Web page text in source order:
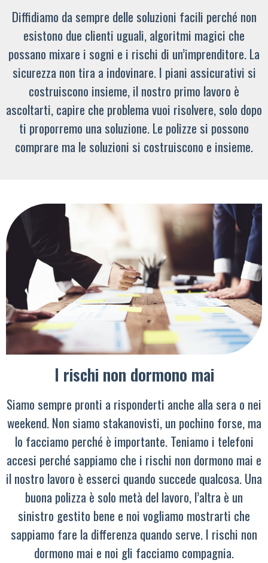
Diffidiamo da sempre delle soluzioni facili perché non
esistono due clienti uguali, algoritmi magici che
possano mixare i sogni e i rischi di un’imprenditore. La
sicurezza non tira a indovinare. I piani assicurativi si
costruiscono insieme, il nostro primo lavoro è
ascoltarti, capire che problema vuoi risolvere, solo dopo
ti proporremo una soluzione. Le polizze si possono
comprare ma le soluzioni si costruiscono e insieme.
I rischi non dormono mai
Siamo sempre pronti a risponderti anche alla sera o nei
weekend. Non siamo stakanovisti, un pochino forse, ma
lo facciamo perché è importante. Teniamo i telefoni
accesi perché sappiamo che i rischi non dormono mai e
il nostro lavoro è esserci quando succede qualcosa. Una
buona polizza è solo metà del lavoro, l’altra è un
sinistro gestito bene e noi vogliamo mostrarti che
sappiamo fare la differenza quando serve. I rischi non
dormono mai e noi gli facciamo compagnia.